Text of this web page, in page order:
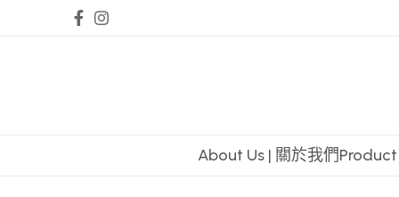
About Us | 關於我們